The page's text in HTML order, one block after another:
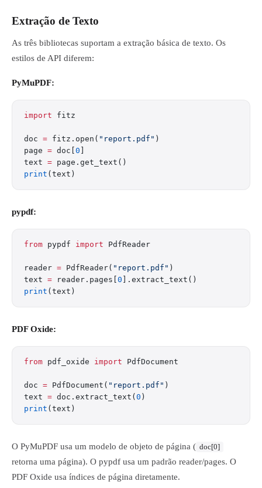
Extração de Texto
As três bibliotecas suportam a extração básica de texto. Os
estilos de API diferem:
PyMuPDF:
import fitz
doc = fitz.open( "report.pdf" )
page = doc[ 0
text = page.get_text()
print (text)
pypdf:
from pypdf import PdfReader
reader = PdfReader( "report.pdf" )
text = reader.pages[ 0 ].extract_text()
print (text)
PDF Oxide:
from pdf_oxide import PdfDocument
doc = PdfDocument( "report.pdf" )
text = doc.extract_text( 0 )
print (text)
O PyMuPDF usa um modelo de objeto de página ( doc[0]
retorna uma página). O pypdf usa um padrão reader/pages. O
PDF Oxide usa índices de página diretamente.